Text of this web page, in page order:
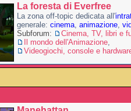
La foresta di Everfree
La zona off-topic dedicata all'
generale: cinema, animazione,
Subforum:
Cinema, TV, libri e
Il mondo dell'Animazione,
Videogiochi, console e